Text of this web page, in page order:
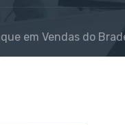
em Vendas do